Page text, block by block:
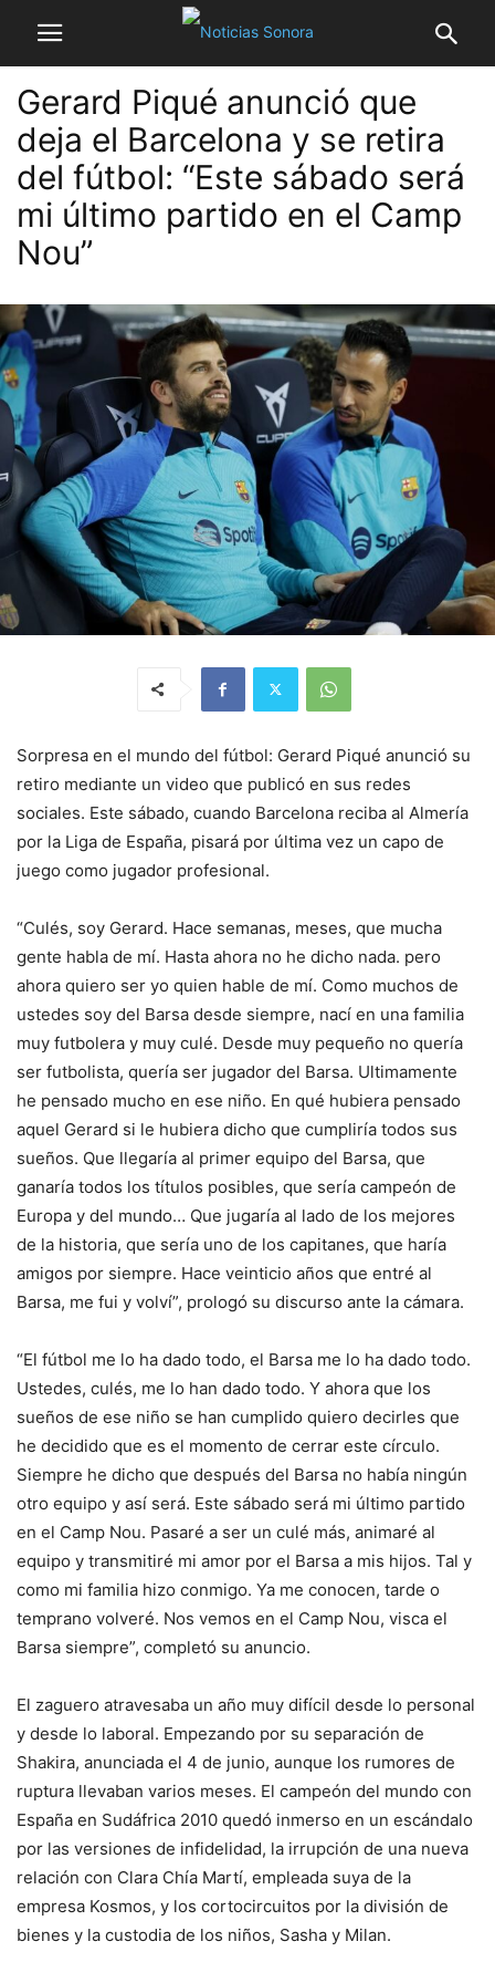
Gerard Piqué anunció que
deja el Barcelona y se retira
del fútbol: “Este sábado será
mi último partido en el Camp
Nou”
Sorpresa en el mundo del fútbol: Gerard Piqué anunció su
retiro mediante un video que publicó en sus redes
sociales. Este sábado, cuando Barcelona reciba al Almería
por la Liga de España, pisará por última vez un capo de
juego como jugador profesional.
“Culés, soy Gerard. Hace semanas, meses, que mucha
gente habla de mí. Hasta ahora no he dicho nada. pero
ahora quiero ser yo quien hable de mí. Como muchos de
ustedes soy del Barsa desde siempre, nací en una familia
muy futbolera y muy culé. Desde muy pequeño no quería
ser futbolista, quería ser jugador del Barsa. Ultimamente
he pensado mucho en ese niño. En qué hubiera pensado
aquel Gerard si le hubiera dicho que cumpliría todos sus
sueños. Que llegaría al primer equipo del Barsa, que
ganaría todos los títulos posibles, que sería campeón de
Europa y del mundo… Que jugaría al lado de los mejores
de la historia, que sería uno de los capitanes, que haría
amigos por siempre. Hace veinticio años que entré al
Barsa, me fui y volví”, prologó su discurso ante la cámara.
“El fútbol me lo ha dado todo, el Barsa me lo ha dado todo.
Ustedes, culés, me lo han dado todo. Y ahora que los
sueños de ese niño se han cumplido quiero decirles que
he decidido que es el momento de cerrar este círculo.
Siempre he dicho que después del Barsa no había ningún
otro equipo y así será. Este sábado será mi último partido
en el Camp Nou. Pasaré a ser un culé más, animaré al
equipo y transmitiré mi amor por el Barsa a mis hijos. Tal y
como mi familia hizo conmigo. Ya me conocen, tarde o
temprano volveré. Nos vemos en el Camp Nou, visca el
Barsa siempre”, completó su anuncio.
El zaguero atravesaba un año muy difícil desde lo personal
y desde lo laboral. Empezando por su separación de
Shakira, anunciada el 4 de junio, aunque los rumores de
ruptura llevaban varios meses. El campeón del mundo con
España en Sudáfrica 2010 quedó inmerso en un escándalo
por las versiones de infidelidad, la irrupción de una nueva
relación con Clara Chía Martí, empleada suya de la
empresa Kosmos, y los cortocircuitos por la división de
bienes y la custodia de los niños, Sasha y Milan.